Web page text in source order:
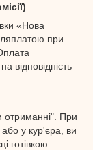
«Нова
при
відповідність
отриманні". При
у кур'єра, ви
готівкою.